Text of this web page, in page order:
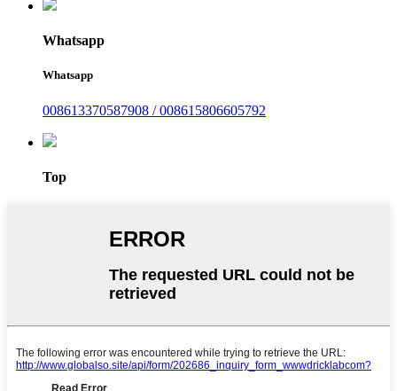
Whatsapp
Whatsapp
008613370587908 / 008615806605792
Top